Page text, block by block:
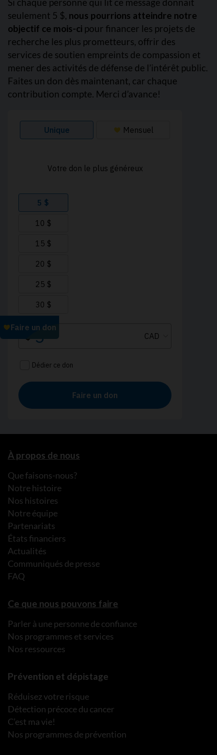
seulement 5 $, nous pourrions atteindre notre
objectif ce mois-ci pour financer les projets de
recherche les plus prometteurs, offrir des
services de soutien empreints de compassion et
mener des activités de défense de l’intérêt public.
Faites un don dès maintenant, car chaque
contribution compte. Merci d’avance!
À propos de nous
Que faisons-nous?
Notre histoire
Nos histoires
Notre équipe
Partenariats
États financiers
Actualités
Communiqués de presse
FAQ
Ce que nous pouvons faire
Parler à une personne de confiance
Nos programmes et services
Nos ressources
Prévention et dépistage
Réduisez votre risque
Détection précoce du cancer
C’est ma vie!
Nos programmes de prévention